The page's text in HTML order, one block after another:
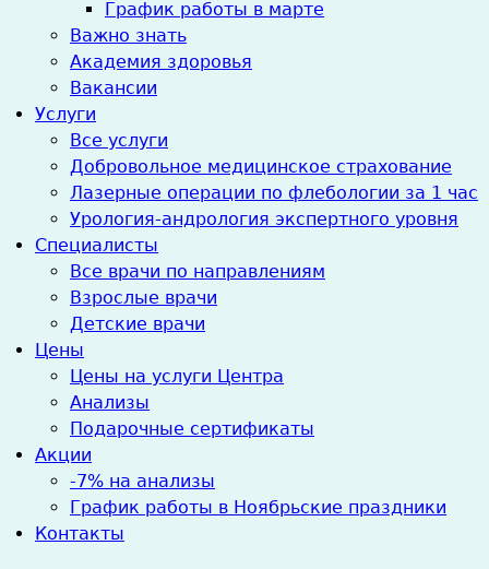
График работы в марте
Важно знать
Академия здоровья
Вакансии
Услуги
Все услуги
Добровольное медицинское страхование
Лазерные операции по флебологии за 1 час
Урология-андрология экспертного уровня
Специалисты
Все врачи по направлениям
Взрослые врачи
Детские врачи
Цены
Цены на услуги Центра
Анализы
Подарочные сертификаты
Акции
-7% на анализы
График работы в Ноябрьские праздники
Контакты